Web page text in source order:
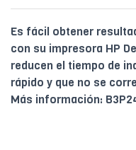
Es fácil obtener
con su impresora HP
reducen el tiempo de
rápido y que no se
Más información: